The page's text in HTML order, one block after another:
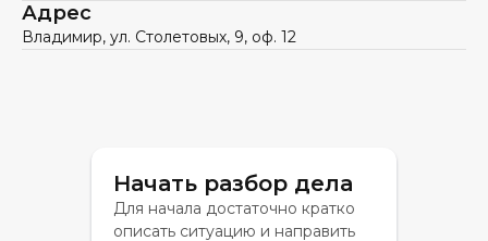
Адрес
Владимир, ул. Столетовых, 9, оф. 12
Начать разбор дела
Для начала достаточно кратко
описать ситуацию и направить